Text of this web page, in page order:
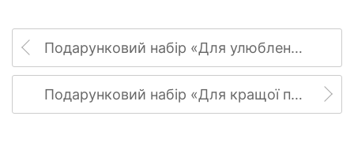
Подарунковий набір «Для улюбленого дідуся»
Подарунковий набір «Для кращої подруги»